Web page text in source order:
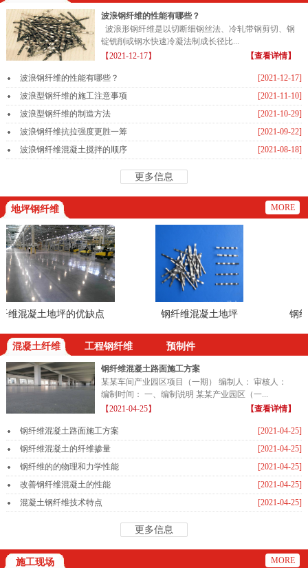
波浪钢纤维的性能有哪些？
波浪形钢纤维是以切断细钢丝法、冷轧带钢剪切、钢
锭铣削或钢水快速冷凝法制成长径比...
【2021-12-17】
【查看详情】
[2021-12-17]
波浪钢纤维的性能有哪些？
[2021-11-10]
波浪型钢纤维的施工注意事项
[2021-10-29]
波浪型钢纤维的制造方法
[2021-09-22]
波浪钢纤维抗拉强度更胜一筹
[2021-08-18]
波浪钢纤维混凝土搅拌的顺序
更多信息
地坪钢纤维 MORE
混凝土地坪的优缺点 钢纤维混凝土地坪 钢纤
混凝土纤维 工程钢纤维 预制件
钢纤维混凝土路面施工方案
某某车间产业园区项目（一期） 编制人： 审核人：
编制时间： 一、编制说明 某某产业园区（一...
【2021-04-25】
【查看详情】
[2021-04-25]
钢纤维混凝土路面施工方案
[2021-04-25]
钢纤维混凝土的纤维掺量
[2021-04-25]
钢纤维的的物理和力学性能
[2021-04-25]
改善钢纤维混凝土的性能
[2021-04-25]
混凝土钢纤维技术特点
更多信息
施工现场 MORE